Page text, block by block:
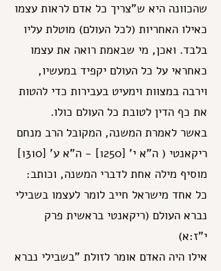
שהכוונה היא ש"צריך כל אדם לראות עצמו
כאילו האחריות (לכל העולם) מוטלת עליו
בלבד. ואכן, מי שבאמת רואה את עצמו
כאחראי על כל העולם יקפיד במעשיו,
וירבה במצוות וימעיט בעבירות כדי להטות
את כף הדין לטובת כל העולם כולו.
באשר לאמרת המשנה, המקובל הרב מנחם
ריקאנטי ( ה"א י' [1250] - ה"א ע' [1310]
מוסיף מילה אחת לדברי המשנה, וכותב:
כל אחד מישראל חייב לומר לעצמו בשבילי
נברא העולם (ריקאנטי בראשית פרק
י"ז:א)
אילו היה האדם אומר לזולת "בשבילי נברא